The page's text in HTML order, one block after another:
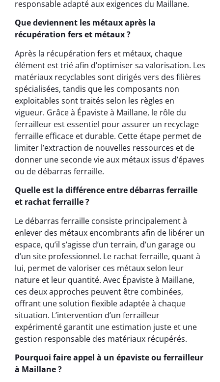
responsable adapté aux exigences du Maillane.
Que deviennent les métaux après la
récupération fers et métaux ?
Après la récupération fers et métaux, chaque
élément est trié afin d’optimiser sa valorisation. Les
matériaux recyclables sont dirigés vers des filières
spécialisées, tandis que les composants non
exploitables sont traités selon les règles en
vigueur. Grâce à Épaviste à Maillane, le rôle du
ferrailleur est essentiel pour assurer un recyclage
ferraille efficace et durable. Cette étape permet de
limiter l’extraction de nouvelles ressources et de
donner une seconde vie aux métaux issus d’épaves
ou de débarras ferraille.
Quelle est la différence entre débarras ferraille
et rachat ferraille ?
Le débarras ferraille consiste principalement à
enlever des métaux encombrants afin de libérer un
espace, qu’il s’agisse d’un terrain, d’un garage ou
d’un site professionnel. Le rachat ferraille, quant à
lui, permet de valoriser ces métaux selon leur
nature et leur quantité. Avec Épaviste à Maillane,
ces deux approches peuvent être combinées,
offrant une solution flexible adaptée à chaque
situation. L’intervention d’un ferrailleur
expérimenté garantit une estimation juste et une
gestion responsable des matériaux récupérés.
Pourquoi faire appel à un épaviste ou ferrailleur
à Maillane ?